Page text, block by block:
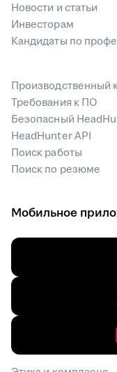
Новости и статьи
Инвесторам
Кандидаты по
Производственный
Требования к ПО
Безопасный
HeadHunter API
Поиск работы
Поиск по резюме
Мобильное